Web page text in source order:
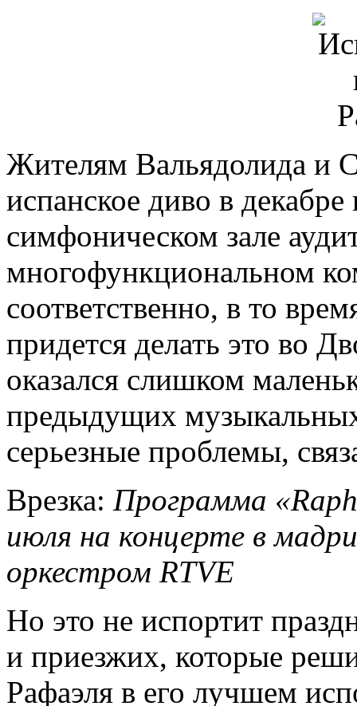
Жителям Вальядолида и
испанское диво в
симфоническом зале
многофункциональном
соответственно, в то
придется делать это во
оказался слишком
предыдущих
серьезные проблемы,
Врезка: Программа
июля на концерте в
оркестром RTVE
Но это не испортит
и приезжих, которые
Рафаэля в его лучшем